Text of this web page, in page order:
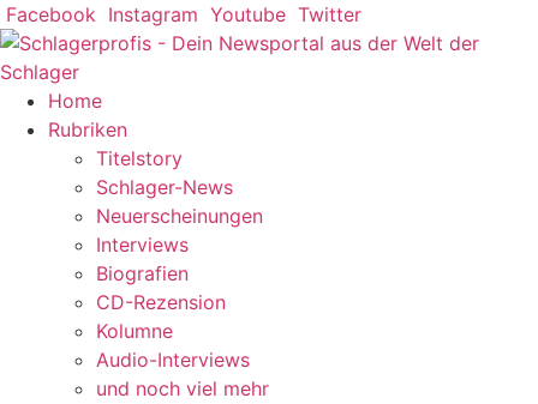
Zum
Inhalt
springen
Facebook Instagram Youtube Twitter
Home
Rubriken
Titelstory
Schlager-News
Neuerscheinungen
Interviews
Biografien
CD-Rezension
Kolumne
Audio-Interviews
und noch viel mehr